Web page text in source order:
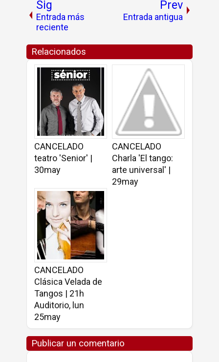
Sig
Entrada más
reciente
Prev
Entrada antigua
Relacionados
CANCELADO
teatro 'Senior' |
30may
CANCELADO
Charla 'El tango:
arte universal' |
29may
CANCELADO
Clásica Velada de
Tangos | 21h
Auditorio, lun
25may
Publicar un comentario